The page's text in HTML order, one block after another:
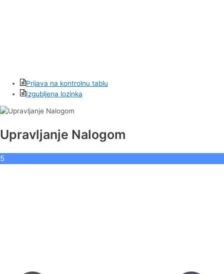
Prijava na kontrolnu tablu
Izgubljena lozinka
Upravljanje Nalogom
5